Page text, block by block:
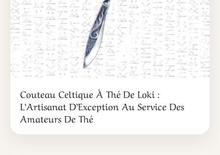
Couteau Celtique À Thé De Loki :
L’Artisanat D’Exception Au Service Des
Amateurs De Thé